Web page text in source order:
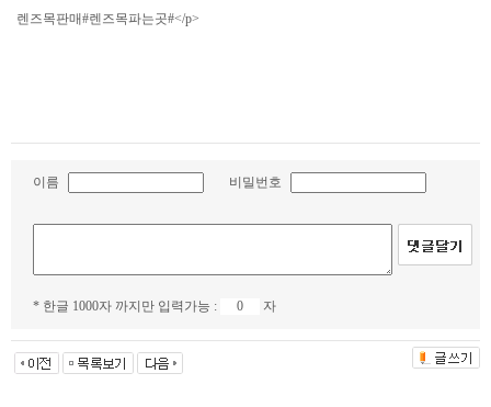
렌즈목판매#렌즈목파는곳#</p>
이름 비밀번호
* 한글 1000자 까지만 입력가능 : 자